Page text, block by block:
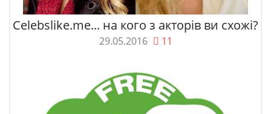
Celebslike.me... на кого з акторів ви схожі?
29.05.2016 11